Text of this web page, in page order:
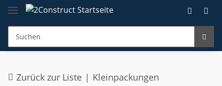
Zurück zur Liste Kleinpackungen